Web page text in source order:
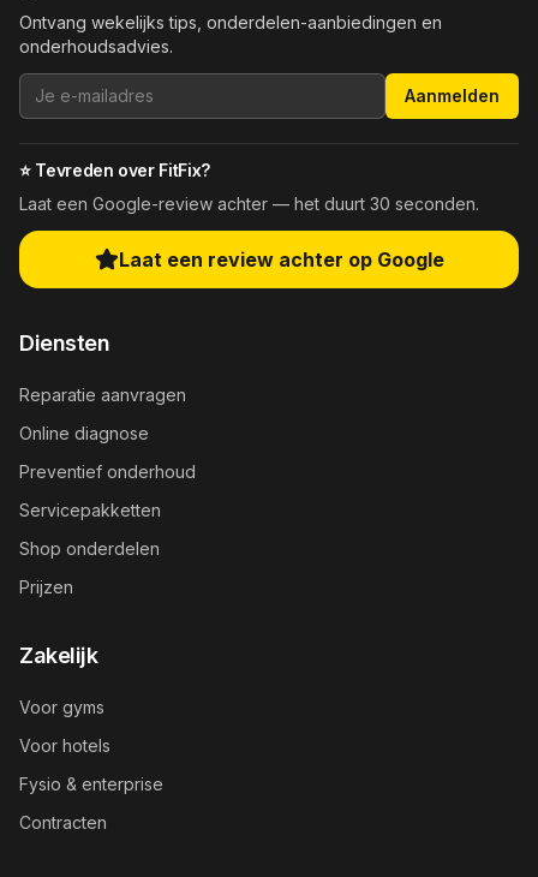
Ontvang wekelijks tips, onderdelen-aanbiedingen en
onderhoudsadvies.
Aanmelden
⭐ Tevreden over FitFix?
Laat een Google-review achter — het duurt 30 seconden.
Laat een review achter op Google
Diensten
Reparatie aanvragen
Online diagnose
Preventief onderhoud
Servicepakketten
Shop onderdelen
Prijzen
Zakelijk
Voor gyms
Voor hotels
Fysio & enterprise
Contracten